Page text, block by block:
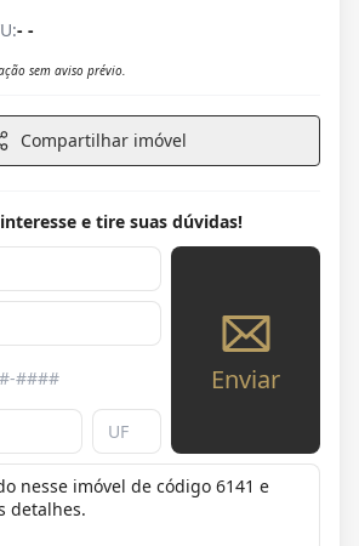
- -
sem aviso prévio.
Compartilhar imóvel
e tire suas dúvidas!
Enviar